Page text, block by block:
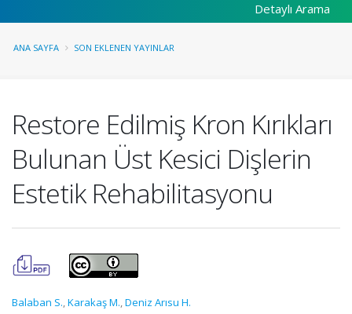
Detaylı Arama
ANA SAYFA SON EKLENEN YAYINLAR
Restore Edilmiş Kron Kırıkları
Bulunan Üst Kesici Dişlerin
Estetik Rehabilitasyonu
Balaban S.,Karakaş M.,Deniz Arısu H.